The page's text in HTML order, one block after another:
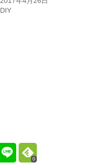
DIY
0